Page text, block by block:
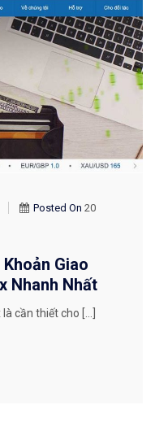
Posted On 20
Giao
Nhanh Nhất
cần thiết cho […]